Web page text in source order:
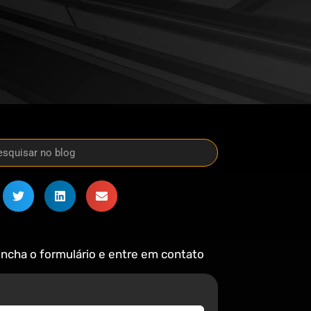
o formulário e entre em contato